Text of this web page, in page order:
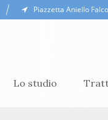
Piazzetta Aniello
Lo studio